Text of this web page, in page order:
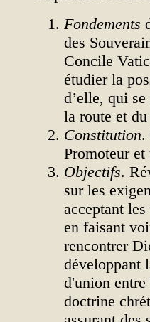
Fondements
des
Concile
étudier la
d’elle, qui
la route et
Constitution.
Promoteur
Objectifs.
sur les
acceptant
en faisant
rencontrer
développant
d'union entre
doctrine